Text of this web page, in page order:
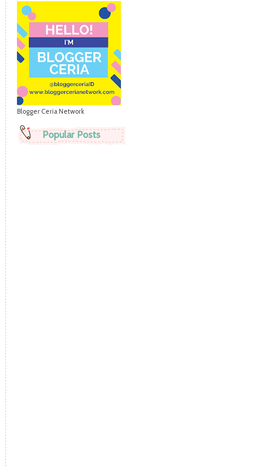
Blogger Ceria Network
Popular Posts